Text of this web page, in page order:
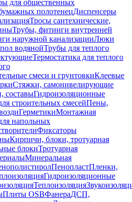
для общественных
полотенецДиспенсеры
Тросы сантехнические,
Трубы, фитинги внутренней
наружной канализацииЛюки
водянойТрубы для теплого
Термостатика для теплого
смеси и грунтовкиКлеевые
Стяжки, самонивелирующие
составыГидроизоляционные
строительных смесейПены,
ГерметикиМонтажная
напольных
Фиксаторы
Кирпичи, блоки, тротуарная
блокиТротуарная
Минеральная
ПенопластПленки,
Гидроизоляционные
Теплоизоляция
Плиты OSBФанераДСП,